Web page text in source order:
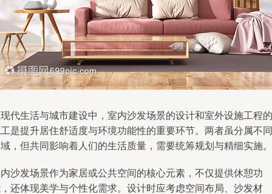
代生活与城市建设中，室内沙发场景的设计和室外设施工程的
是提升居住舒适度与环境功能性的重要环节。两者虽分属不同
，但共同影响着人们的生活质量，需要统筹规划与精细实施。
沙发场景作为家居或公共空间的核心元素，不仅提供休憩功
还体现美学与个性化需求。设计时应考虑空间布局、沙发材